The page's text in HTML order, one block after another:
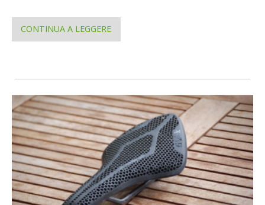
CONTINUA A LEGGERE